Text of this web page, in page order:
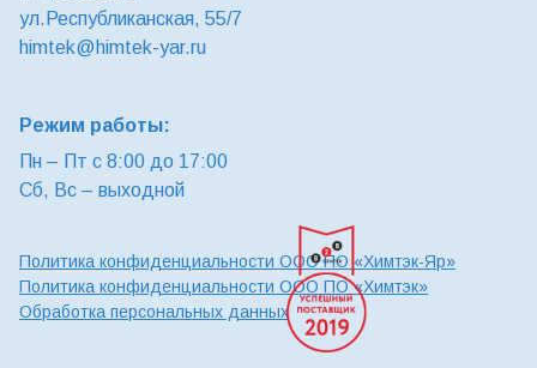
ул.Республиканская, 55/7
himtek@himtek-yar.ru
Режим работы:
Пн – Пт с 8:00 до 17:00
Сб, Вс – выходной
Политика конфиденциальности ООО ПО «Химтэк-Яр»
Политика конфиденциальности ООО ПО «Химтэк»
Обработка персональных данных